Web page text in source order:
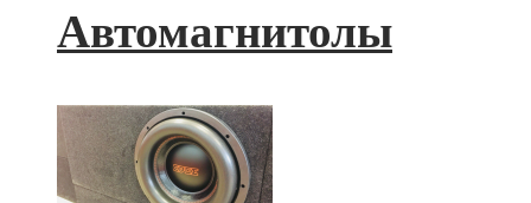
Автомагнитолы